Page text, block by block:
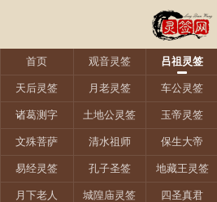
首页 观音灵签 吕祖灵签
天后灵签 月老灵签 车公灵签
诸葛测字 土地公灵签 玉帝灵签
文殊菩萨 清水祖师 保生大帝
易经灵签 孔子圣签 地藏王灵签
月下老人 城隍庙灵签 四圣真君